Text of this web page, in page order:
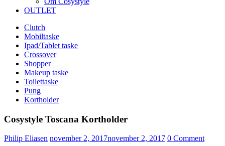
OUTLET
Clutch
Mobiltaske
Ipad/Tablet taske
Crossover
Shopper
Makeup taske
Toilettaske
Pung
Kortholder
Cosystyle Toscana Kortholder
Philip Eliasen Udgivet
november 2, 2017november 2, 2017 0 Comment